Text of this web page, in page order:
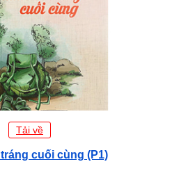
Tải về
cuối cùng (P1)